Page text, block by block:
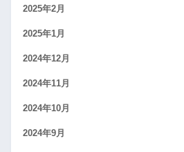
2025年2月
2025年1月
2024年12月
2024年11月
2024年10月
2024年9月